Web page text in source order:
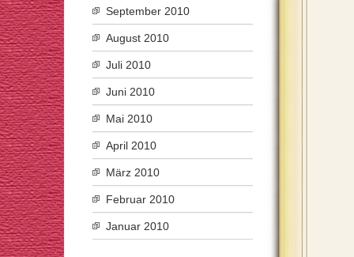
September 2010
August 2010
Juli 2010
Juni 2010
Mai 2010
April 2010
März 2010
Februar 2010
Januar 2010